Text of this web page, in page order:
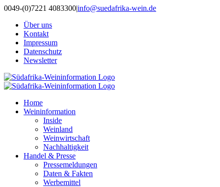
Zum
springen
0049-(0)7221 4083300|info@suedafrika-wein.de
Über uns
Kontakt
Impressum
Datenschutz
Newsletter
Home
Weininformation
Inside
Weinland
Weinwirtschaft
Nachhaltigkeit
Handel & Presse
Pressemeldungen
Daten & Fakten
Werbemittel